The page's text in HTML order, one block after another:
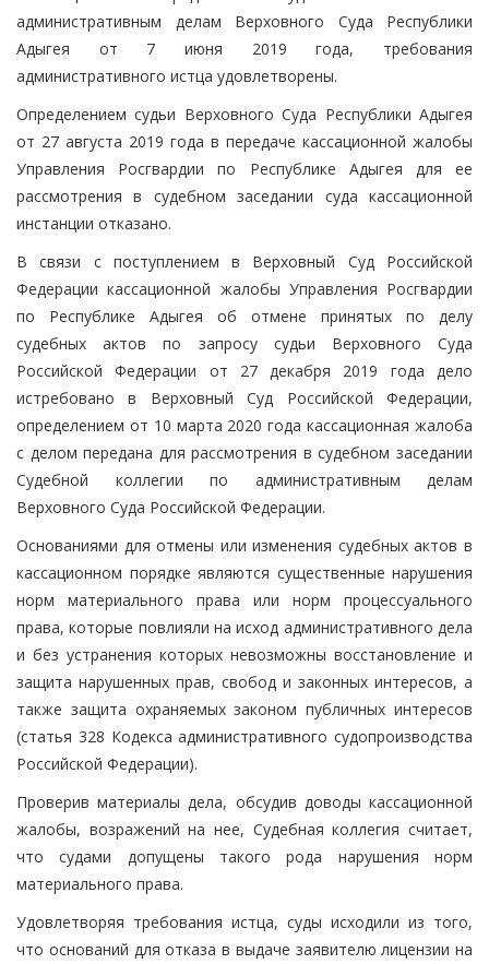
административным делам Верховного Суда Республики
Адыгея от 7 июня 2019 года, требования
административного истца удовлетворены.
Определением судьи Верховного Суда Республики Адыгея
от 27 августа 2019 года в передаче кассационной жалобы
Управления Росгвардии по Республике Адыгея для ее
рассмотрения в судебном заседании суда кассационной
инстанции отказано.
В связи с поступлением в Верховный Суд Российской
Федерации кассационной жалобы Управления Росгвардии
по Республике Адыгея об отмене принятых по делу
судебных актов по запросу судьи Верховного Суда
Российской Федерации от 27 декабря 2019 года дело
истребовано в Верховный Суд Российской Федерации,
определением от 10 марта 2020 года кассационная жалоба
с делом передана для рассмотрения в судебном заседании
Судебной коллегии по административным делам
Верховного Суда Российской Федерации.
Основаниями для отмены или изменения судебных актов в
кассационном порядке являются существенные нарушения
норм материального права или норм процессуального
права, которые повлияли на исход административного дела
и без устранения которых невозможны восстановление и
защита нарушенных прав, свобод и законных интересов, а
также защита охраняемых законом публичных интересов
(статья 328 Кодекса административного судопроизводства
Российской Федерации).
Проверив материалы дела, обсудив доводы кассационной
жалобы, возражений на нее, Судебная коллегия считает,
что судами допущены такого рода нарушения норм
материального права.
Удовлетворяя требования истца, суды исходили из того,
что оснований для отказа в выдаче заявителю лицензии на